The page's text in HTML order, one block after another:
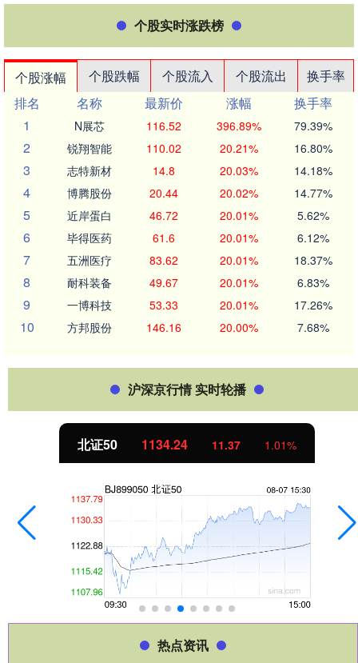
个股实时涨跌榜
个股涨幅 个股跌幅 个股流入 个股流出
换手率
排名
名称 最新价 涨幅
换手率
1
N展芯 116.52 396.89% 79.39%
2 锐翔智能 110.02 20.21% 16.80%
3 志特新材 14.8 20.03% 14.18%
4 博腾股份 20.44 20.02% 14.77%
5 近岸蛋白 46.72 20.01% 5.62%
6 毕得医药 61.6 20.01% 6.12%
7 五洲医疗 83.62 20.01% 18.37%
8 耐科装备 49.67 20.01% 6.83%
9 一博科技 53.33 20.01% 17.26%
10 方邦股份 146.16 20.00% 7.68%
沪深京行情 实时轮播
北证50 1134.24 11.37 1.01%
热点资讯